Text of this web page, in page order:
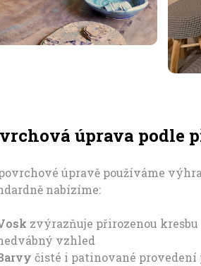
úprava podle
úpravě používáme
nabízíme:
zvýrazňuje přirozenou kresbu
vzhled
čisté i patinované